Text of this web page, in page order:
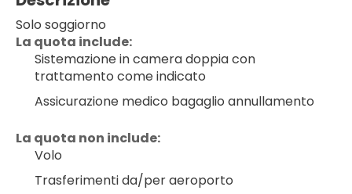
Solo soggiorno
La quota include:
Sistemazione in camera doppia con
trattamento come indicato
Assicurazione medico bagaglio annullamento
La quota non include:
Volo
Trasferimenti da/per aeroporto